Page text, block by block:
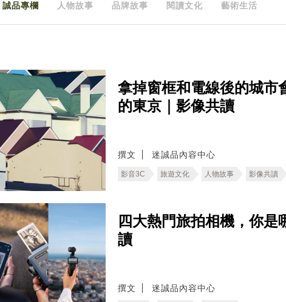
誠品專欄 人物故事 品牌故事 閱讀文化 藝術生活
拿掉窗框和電線後的城市
的東京｜影像共讀
撰文 迷誠品內容中心
影音3C 旅遊文化 人物故事 影像共讀
四大熱門旅拍相機，你
讀
撰文 迷誠品內容中心